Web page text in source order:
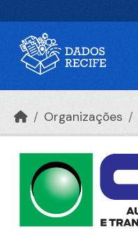
Organizações